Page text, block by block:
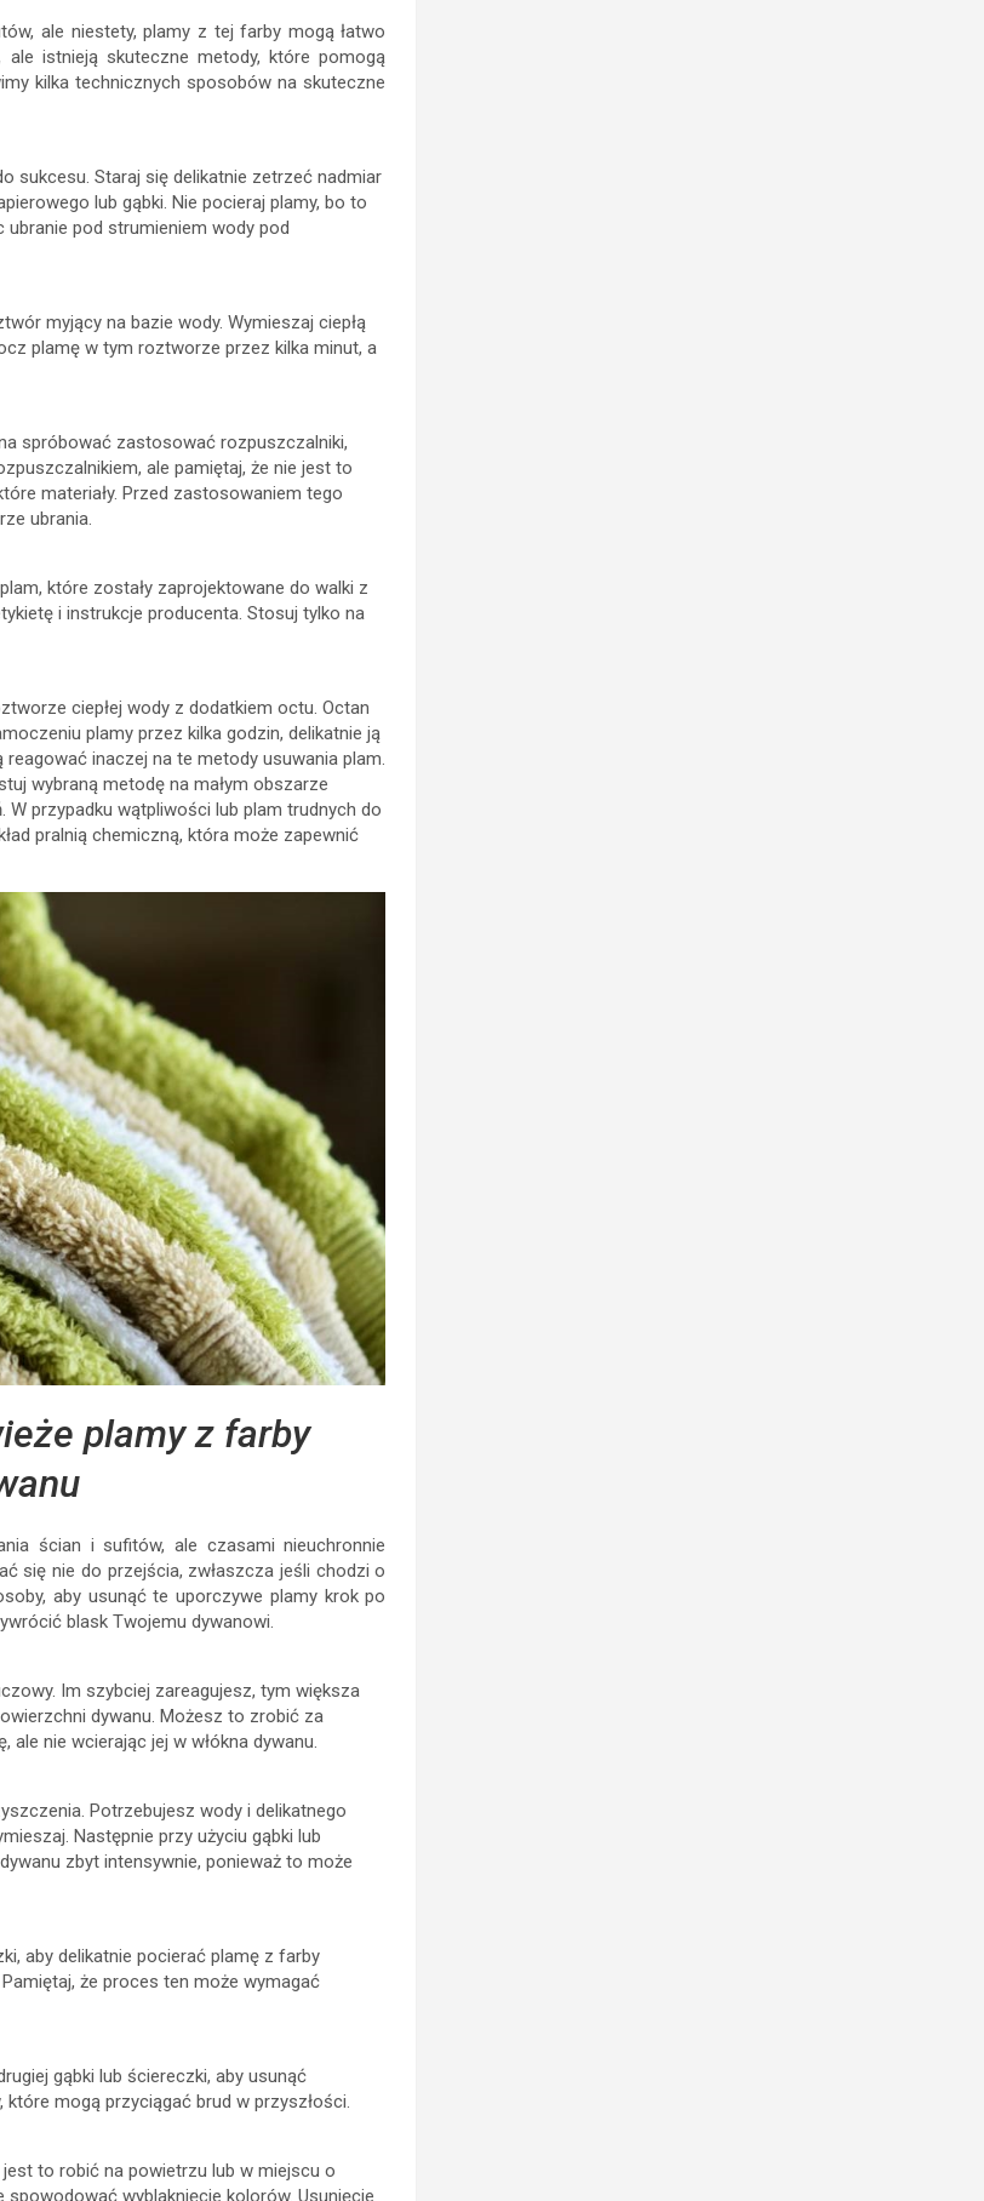
ale niestety, plamy z tej farby mogą łatwo
istnieją skuteczne metody, które pomogą
kilka technicznych sposobów na skuteczne
sukcesu. Staraj się delikatnie zetrzeć nadmiar
lub gąbki. Nie pocieraj plamy, bo to
pod strumieniem wody pod
myjący na bazie wody. Wymieszaj ciepłą
plamę w tym roztworze przez kilka minut, a
spróbować zastosować rozpuszczalniki,
ale pamiętaj, że nie jest to
materiały. Przed zastosowaniem tego
ubrania.
które zostały zaprojektowane do walki z
i instrukcje producenta. Stosuj tylko na
ciepłej wody z dodatkiem octu. Octan
plamy przez kilka godzin, delikatnie ją
inaczej na te metody usuwania plam.
wybraną metodę na małym obszarze
przypadku wątpliwości lub plam trudnych do
pralnią chemiczną, która może zapewnić
plamy z farby
ścian i sufitów, ale czasami nieuchronnie
się nie do przejścia, zwłaszcza jeśli chodzi o
aby usunąć te uporczywe plamy krok po
blask Twojemu dywanowi.
Im szybciej zareagujesz, tym większa
dywanu. Możesz to zrobić za
nie wcierając jej w włókna dywanu.
Potrzebujesz wody i delikatnego
Następnie przy użyciu gąbki lub
zbyt intensywnie, ponieważ to może
aby delikatnie pocierać plamę z farby
że proces ten może wymagać
gąbki lub ściereczki, aby usunąć
mogą przyciągać brud w przyszłości.
jest to robić na powietrzu lub w miejscu o
wyblaknięcie kolorów. Usunięcie